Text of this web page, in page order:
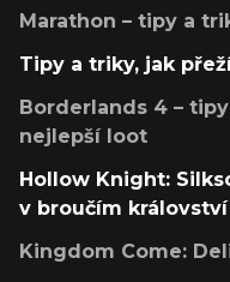
Marathon – tipy a
Tipy a triky, jak
Borderlands 4 –
nejlepší loot
Hollow Knight:
v broučím království
Kingdom Come: